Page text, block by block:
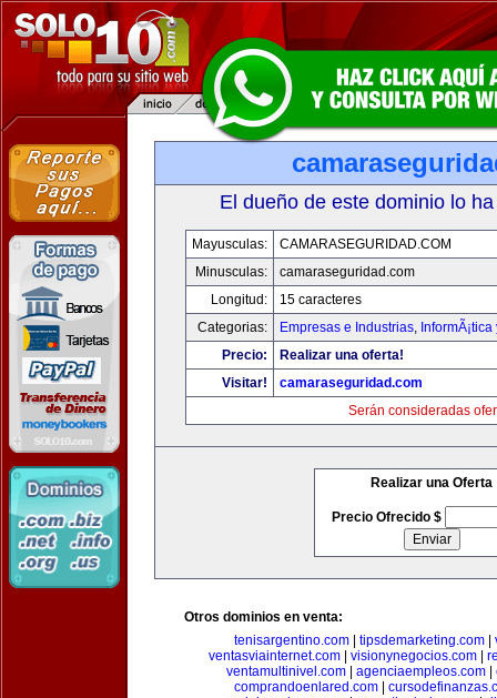
El dueño de este dominio lo
Mayusculas:
CAMARASEGURIDAD.COM
Minusculas:
camaraseguridad.com
Longitud:
15 caracteres
Categorias:
Empresas e Industrias,
Precio:
Realizar una oferta!
Visitar!
camaraseguridad.com
Serán consideradas
Realizar una Oferta
Precio Ofrecido $
Otros dominios en venta:
tenisargentino.com
tipsdemarketing.com
ventasviainternet.com
visionynegocios.com
ventamultinivel.com| agenciaempleos.com|
comprandoenlared.com|